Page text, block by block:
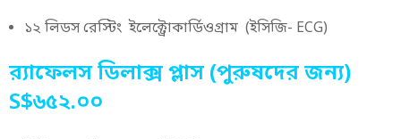
১২ লিডস রেস্টিং ইলেক্ট্রোকার্ডিওগ্রাম (ইসিজি- ECG)
র‌্যাফেলস ডিলাক্স প্লাস (পুরুষদের জন্য)
S$৬৫২.০০